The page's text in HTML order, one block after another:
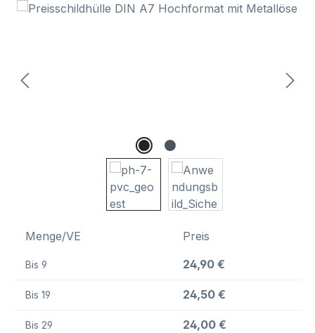
Bildergalerie überspringen
Menge/VE Preis
Bis 9 24,90 €
Bis 19 24,50 €
Bis 29 24,00 €